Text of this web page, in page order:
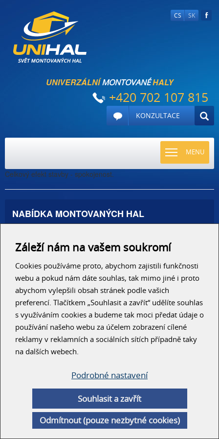
CS SK
UNIVERZÁLNÍMONTOVANÉHALY
+420 702 107 815
KONZULTACE
MENU
TOGGLE
Celkový efekt stavby - spokojenost.
NABÍDKA MONTOVANÝCH HAL
Výrobní areály
Zemědělské haly
Konzolové regály
RYCHLÝ KONTAKT
© Unihal 2014
Created byArtWeby| Powered by ArtCMS
Záleží nám na vašem soukromí
Cookies používáme proto, abychom zajistili funkčnosti
webu a pokud nám dáte souhlas, tak mimo jiné i proto
abychom vylepšili obsah stránek podle vašich
preferencí. Tlačítkem „Souhlasit a zavřít“ udělíte souhlas
s využíváním cookies a budeme tak moci předat údaje o
používání našeho webu za účelem zobrazení cílené
reklamy v reklamních a sociálních sítích případně taky
na dalších webech.
Podrobné nastavení
Odmítnout (pouze nezbytné cookies)
Souhlasit a zavřít